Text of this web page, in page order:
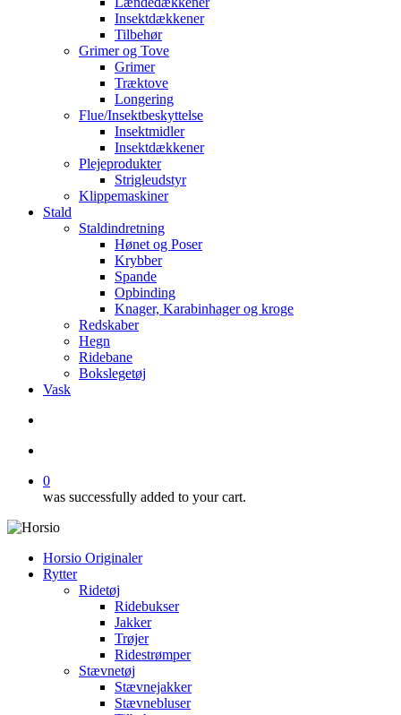
Insektdækkener
Tilbehør
Grimer og Tove
Grimer
Træktove
Longering
Flue/Insektbeskyttelse
Insektmidler
Insektdækkener
Plejeprodukter
Strigleudstyr
Klippemaskiner
Stald
Staldindretning
Hønet og Poser
Krybber
Spande
Opbinding
Knager, Karabinhager og kroge
Redskaber
Hegn
Ridebane
Bokslegetøj
Vask
0
was successfully added to your cart.
Horsio Originaler
Rytter
Ridetøj
Ridebukser
Jakker
Trøjer
Ridestrømper
Stævnetøj
Stævnejakker
Stævnebluser